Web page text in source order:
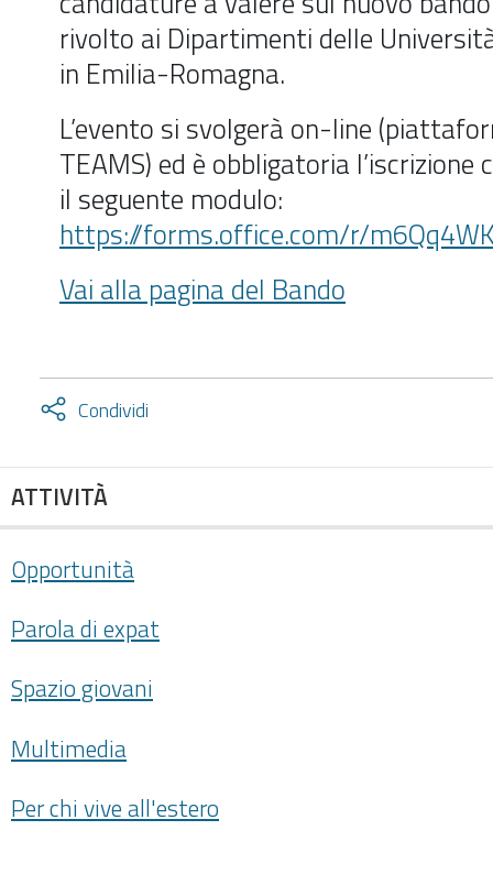
rivolto ai Dipartimenti delle
in Emilia-Romagna.
L’evento si svolgerà on-line
TEAMS) ed è obbligatoria l’iscrizione
il seguente modulo:
https://forms.office.com/r/
Vai alla pagina del Bando
Condividi
Attiva
ATTIVITÀ
Opportunità
Parola di expat
Spazio giovani
Multimedia
Per chi vive all'estero